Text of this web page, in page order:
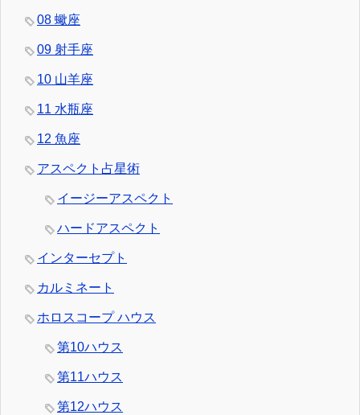
08 蠍座
09 射手座
10 山羊座
11 水瓶座
12 魚座
アスペクト占星術
イージーアスペクト
ハードアスペクト
インターセプト
カルミネート
ホロスコープ ハウス
第10ハウス
第11ハウス
第12ハウス